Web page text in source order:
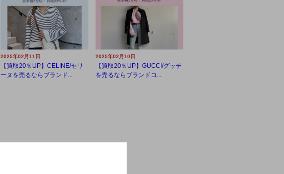
2025年02月11日
【買取20％UP】CELINE/セリ
ーヌを売るならブランド...
2025年02月10日
【買取20％UP】GUCCI/グッチ
を売るならブランドコ...